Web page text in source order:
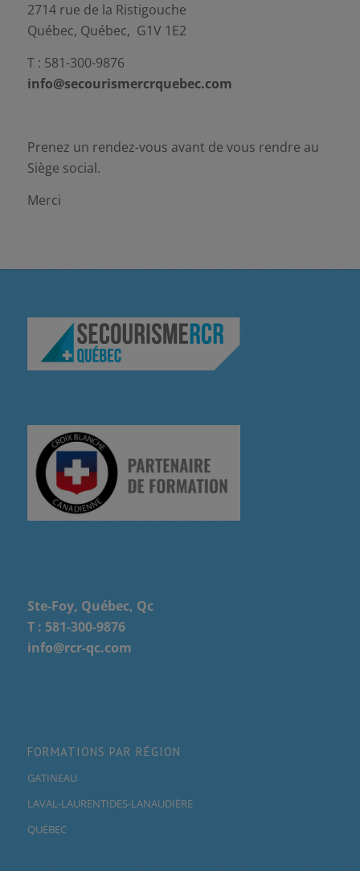
2714 rue de la Ristigouche
Québec, Québec, G1V 1E2
T : 581-300-9876
info@secourismercrquebec.com
Prenez un rendez-vous avant de vous rendre au
Siège social.
Merci
Ste-Foy, Québec, Qc
T : 581-300-9876
info@rcr-qc.com
FORMATIONS PAR RÉGION
GATINEAU
LAVAL-LAURENTIDES-LANAUDIÈRE
QUÉBEC